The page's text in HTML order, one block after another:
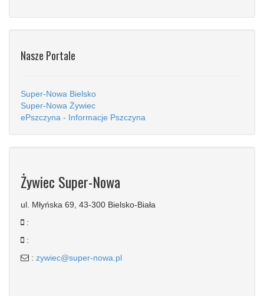
Nasze Portale
Super-Nowa Bielsko
Super-Nowa Żywiec
ePszczyna - Informacje Pszczyna
Żywiec Super-Nowa
ul. Młyńska 69, 43-300 Bielsko-Biała
:
:
: zywiec@super-nowa.pl